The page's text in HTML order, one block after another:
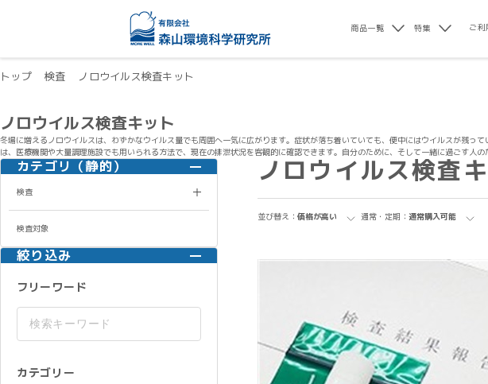
商品一覧 特集 ご利
トップ 検査 ノロウイルス検査キット
ノロウイルス検査キット
冬場に増えるノロウイルスは、わずかなウイルス量でも周囲へ一気に広がります。症状が落ち着いていても、便中にはウイルスが残
は、医療機関や大量調理施設でも用いられる方法で、現在の排泄状況を客観的に確認できます。自分のために、そして一緒に過ごす人の
カテゴリ（静的）
検査
検査対象
絞り込み
フリーワード
カテゴリー
ノロウイルス検査
並び替え： 価格が高い 通常・定期： 通常購入可能